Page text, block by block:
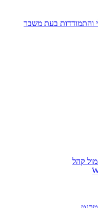
והתמודדות בעת משבר
קהל